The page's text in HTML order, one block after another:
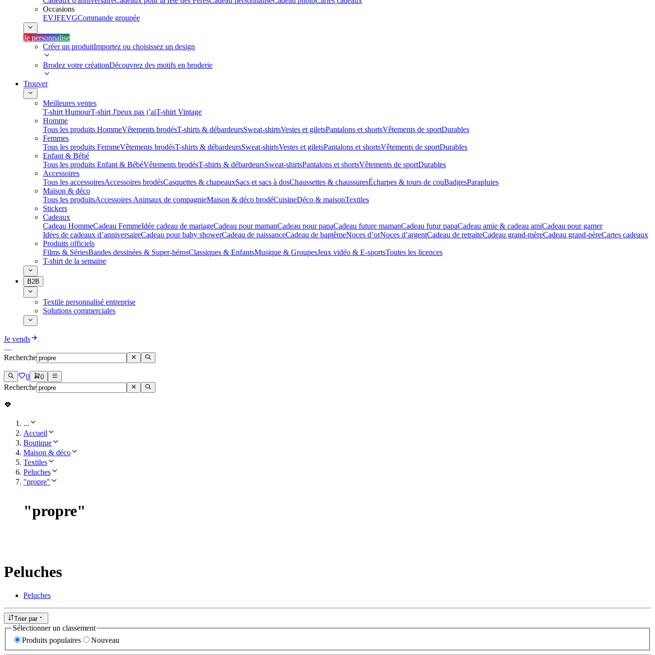
Occasions
EVJFEVGCommande groupée
Je personnalise
Créer un produitImportez ou choisissez un design
Brodez votre créationDécouvrez des motifs en broderie
Trouver
Meilleures ventes
T-shirt HumourT-shirt J'peux pas j’aiT-shirt Vintage
Homme
Tous les produits HommeVêtements brodésT-shirts & débardeursSweat-shirtsVestes et giletsPantalons et shortsVêtements de sportDurables
Femmes
Tous les produits FemmeVêtements brodésT-shirts & débardeursSweat-shirtsVestes et giletsPantalons et shortsVêtements de sportDurables
Enfant & Bébé
Tous les produits Enfant & BébéVêtements brodésT-shirts & débardeursSweat-shirtsPantalons et shortsVêtements de sportDurables
Accessoires
Tous les accessoiresAccessoires brodésCasquettes & chapeauxSacs et sacs à dosChaussettes & chaussuresÉcharpes & tours de couBadgesParapluies
Maison & déco
Tous les produitsAccessoires Animaux de compagnieMaison & déco brodéCuisineDéco & maisonTextiles
Stickers
Cadeaux
Cadeau HommeCadeau FemmeIdée cadeau de mariage​Cadeau pour mamanCadeau pour papaCadeau future mamanCadeau futur papaCadeau amie & cadeau amiCadeau pour gamer
Idées de cadeaux d’anniversaireCadeau pour baby showerCadeau de naissanceCadeau de baptêmeNoces d’orNoces d’argentCadeau de retraiteCadeau grand-mèreCadeau grand-pèreCartes cadeaux
Produits officiels
Films & SériesBandes dessinées & Super-hérosClassiques & EnfantsMusique & GroupesJeux vidéo & E-sportsToutes les licences
T-shirt de la semaine
B2B
Textile personnalisé entreprise
Solutions commerciales
Je vends
Recherche
0 0
Recherche
...
Accueil
Boutique
Maison & déco
Textiles
Peluches
"propre"
"propre"
Peluches
Peluches
Trier par
Sélectionner un classement
Produits populaires
Nouveau